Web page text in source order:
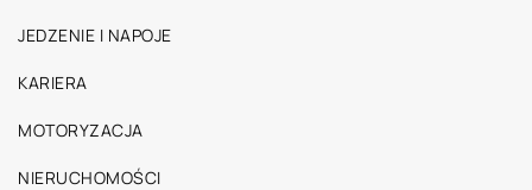
JEDZENIE I NAPOJE
KARIERA
MOTORYZACJA
NIERUCHOMOŚCI